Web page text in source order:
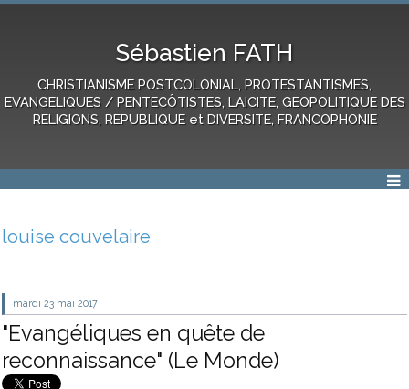
Sébastien FATH
CHRISTIANISME POSTCOLONIAL, PROTESTANTISMES,
EVANGELIQUES / PENTECÔTISTES, LAICITE, GEOPOLITIQUE DES
RELIGIONS, REPUBLIQUE et DIVERSITE, FRANCOPHONIE
louise couvelaire
mardi 23 mai 2017
"Evangéliques en quête de
reconnaissance" (Le Monde)